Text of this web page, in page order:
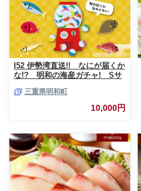
I52 伊勢湾直送!! なにが届くか
な!? 明和の海産ガチャ! Sサ
三重県明和町
10,000円